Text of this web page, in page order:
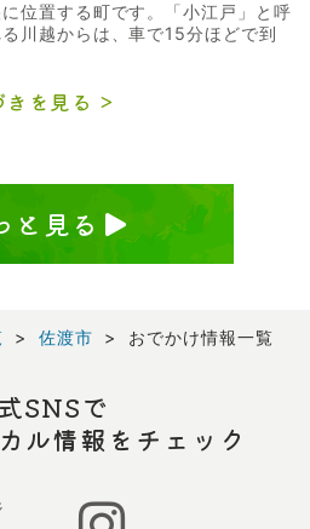
位置する町です。「小江戸」と呼
川越からは、車で15分ほどで到
きを見る
と見る
佐渡市 おでかけ情報一覧
SNSで
ル情報をチェック